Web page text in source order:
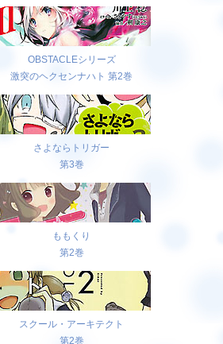
OBSTACLEシリーズ
激突のヘクセンナハト 第2巻
さよならトリガー
第3巻
ももくり
第2巻
スクール・アーキテクト
第2巻